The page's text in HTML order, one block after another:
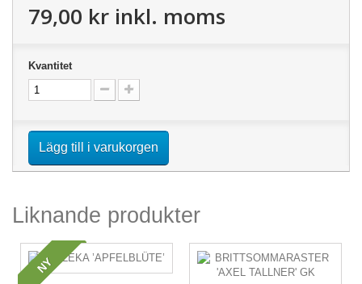
79,00 kr inkl. moms
Kvantitet
Lägg till i varukorgen
Liknande produkter
NY